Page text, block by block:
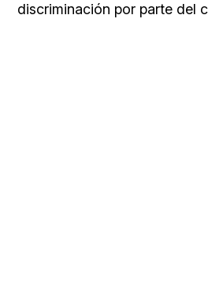
discriminación por parte del